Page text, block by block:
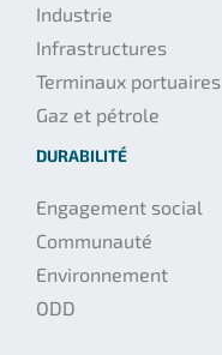
Industrie
Infrastructures
Terminaux portuaires
Gaz et pétrole
DURABILITÉ
Engagement social
Communauté
Environnement
ODD